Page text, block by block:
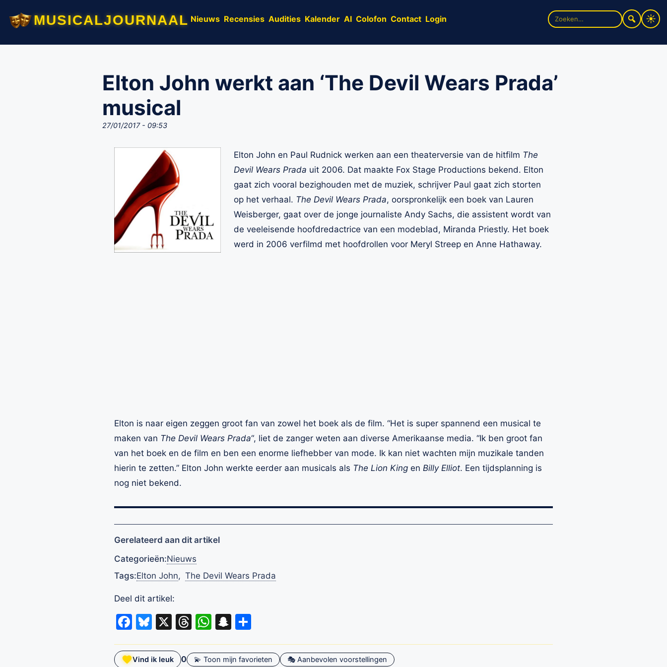
musicaljournaal Nieuws Recensies Audities Kalender AI Colofon Contact Login
Zoek
naar:
Elton John werkt aan ‘The Devil Wears Prada’
musical
27/01/2017 - 09:53
Elton John en Paul Rudnick werken aan een theaterversie van de hitfilm The
Devil Wears Prada uit 2006. Dat maakte Fox Stage Productions bekend. Elton
gaat zich vooral bezighouden met de muziek, schrijver Paul gaat zich storten
op het verhaal. The Devil Wears Prada, oorspronkelijk een boek van Lauren
Weisberger, gaat over de jonge journaliste Andy Sachs, die assistent wordt van
de veeleisende hoofdredactrice van een modeblad, Miranda Priestly. Het boek
werd in 2006 verfilmd met hoofdrollen voor Meryl Streep en Anne Hathaway.
Elton is naar eigen zeggen groot fan van zowel het boek als de film. “Het is super spannend een musical te
maken van The Devil Wears Prada“, liet de zanger weten aan diverse Amerikaanse media. “Ik ben groot fan
van het boek en de film en ben een enorme liefhebber van mode. Ik kan niet wachten mijn muzikale tanden
hierin te zetten.” Elton John werkte eerder aan musicals als The Lion King en Billy Elliot. Een tijdsplanning is
nog niet bekend.
Gerelateerd aan dit artikel
Categorieën:Nieuws
Tags:Elton John, The Devil Wears Prada
Deel dit artikel:
Facebook
Bluesky
X Threads
WhatsApp
Snapchat
Vind ik leuk 0 💫 Toon mijn favorieten 🎭 Aanbevolen voorstellingen